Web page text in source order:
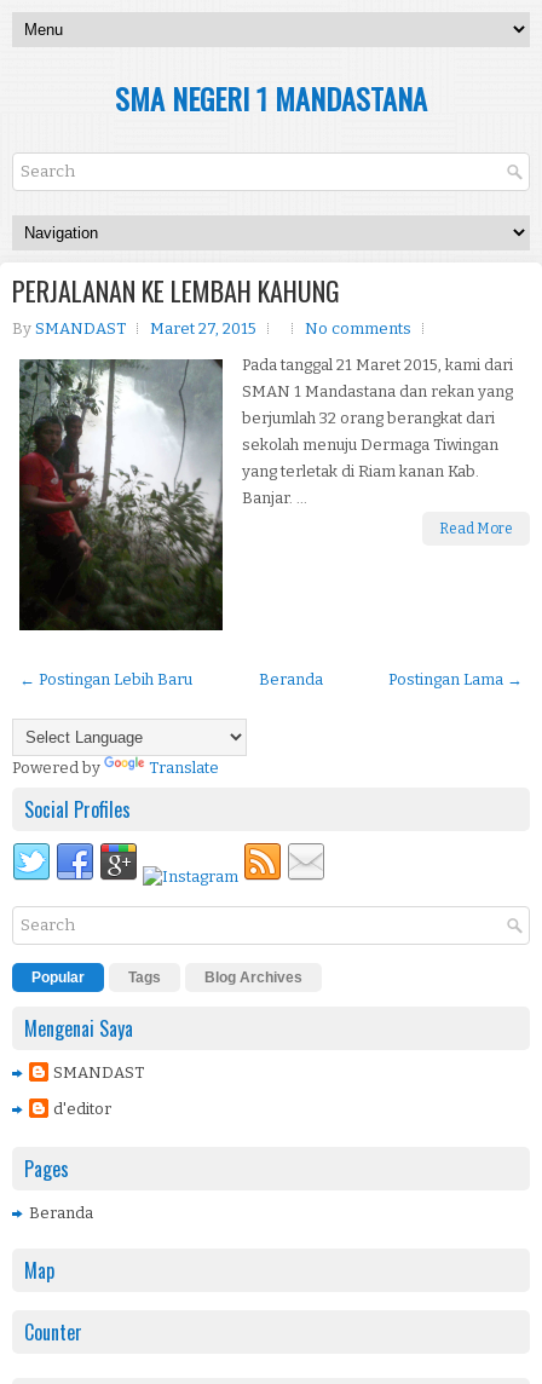
SMA NEGERI 1 MANDASTANA
PERJALANAN KE LEMBAH KAHUNG
By SMANDAST Maret 27, 2015
No comments
Pada tanggal 21 Maret 2015, kami dari
SMAN 1 Mandastana dan rekan yang
berjumlah 32 orang berangkat dari
sekolah menuju Dermaga Tiwingan
yang terletak di Riam kanan Kab.
Banjar. ...
Read More
← Postingan Lebih Baru Postingan Lama →
Beranda
Powered by Translate
Social Profiles
Popular Tags Blog Archives
Mengenai Saya
SMANDAST
d'editor
Pages
Beranda
Map
Counter